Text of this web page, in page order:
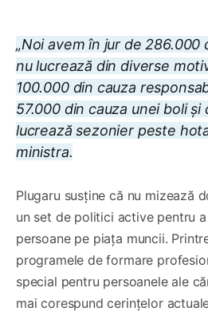
„Noi avem în jur de 286.000
nu lucrează din diverse
100.000 din cauza
57.000 din cauza unei boli și
lucrează sezonier peste
ministra.
Plugaru susține că nu mizează
un set de politici active pentru
persoane pe piața muncii.
programele de formare
special pentru persoanele ale
mai corespund cerințelor